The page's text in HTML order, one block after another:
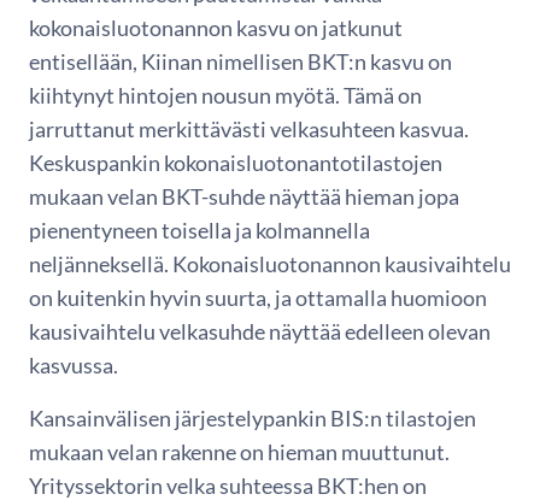
kokonaisluotonannon kasvu on jatkunut
entisellään, Kiinan nimellisen BKT:n kasvu on
kiihtynyt hintojen nousun myötä. Tämä on
jarruttanut merkittävästi velkasuhteen kasvua.
Keskuspankin kokonaisluotonantotilastojen
mukaan velan BKT-suhde näyttää hieman jopa
pienentyneen toisella ja kolmannella
neljänneksellä. Kokonaisluotonannon kausivaihtelu
on kuitenkin hyvin suurta, ja ottamalla huomioon
kausivaihtelu velkasuhde näyttää edelleen olevan
kasvussa.
Kansainvälisen järjestelypankin BIS:n tilastojen
mukaan velan rakenne on hieman muuttunut.
Yrityssektorin velka suhteessa BKT:hen on